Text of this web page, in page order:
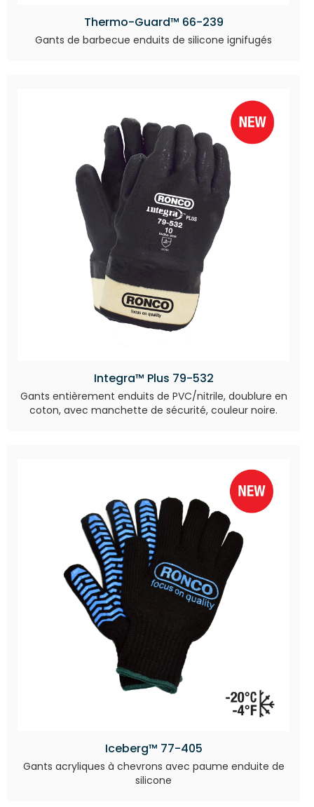
Thermo-Guard™ 66-239
Gants de barbecue enduits de silicone ignifugés
Integra™ Plus 79-532
Gants entièrement enduits de PVC/nitrile, doublure en
coton, avec manchette de sécurité, couleur noire.
Iceberg™ 77-405
Gants acryliques à chevrons avec paume enduite de
silicone